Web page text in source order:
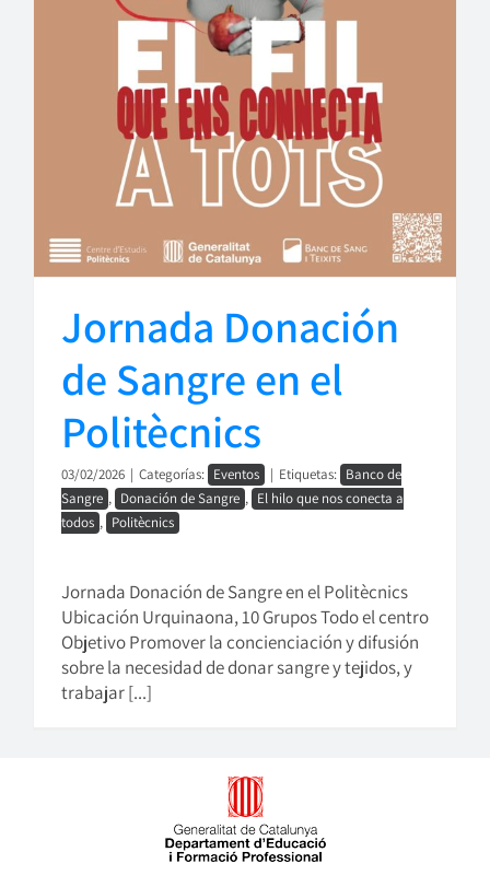
Jornada Donación
de Sangre en el
Politècnics
03/02/2026 | Categorías: Eventos | Etiquetas: Banco de
Sangre , Donación de Sangre , El hilo que nos conecta a
todos , Politècnics
Jornada Donación de Sangre en el Politècnics
Ubicación Urquinaona, 10 Grupos Todo el centro
Objetivo Promover la concienciación y difusión
sobre la necesidad de donar sangre y tejidos, y
trabajar [...]